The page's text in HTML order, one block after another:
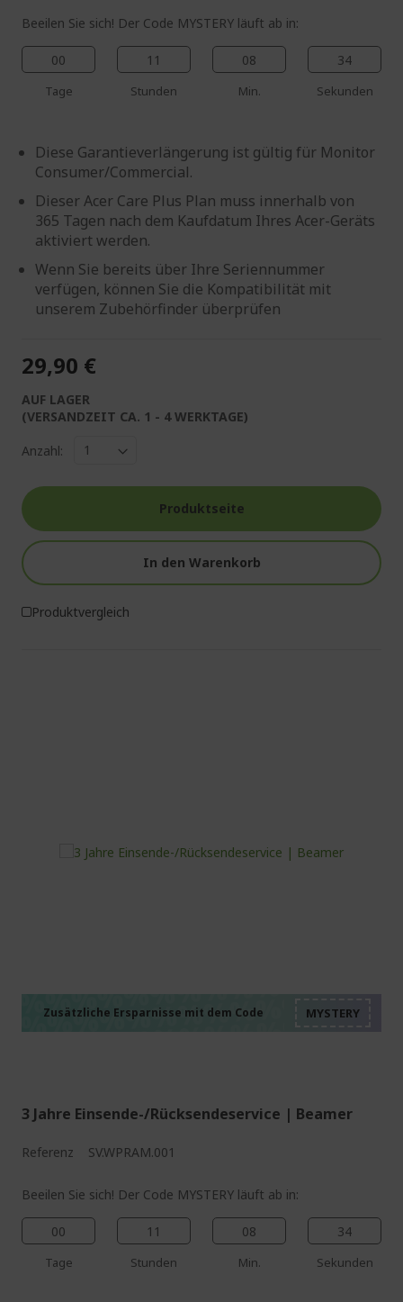
Beeilen Sie sich! Der Code MYSTERY läuft ab in:
00
Tage
11
Stunden
08
Min.
33
Sekunden
Diese Garantieverlängerung ist gültig für Monitor
Consumer/Commercial.
Dieser Acer Care Plus Plan muss innerhalb von
365 Tagen nach dem Kaufdatum Ihres Acer-Geräts
aktiviert werden.
Wenn Sie bereits über Ihre Seriennummer
verfügen, können Sie die Kompatibilität mit
unserem Zubehörfinder überprüfen
29,90 €
AUF LAGER
(VERSANDZEIT CA. 1 - 4 WERKTAGE)
Anzahl:
Produktseite
In den Warenkorb
Produktvergleich
Zusätzliche Ersparnisse mit dem Code
3 Jahre Einsende-/Rücksendeservice | Beamer
Referenz SV.WPRAM.001
Beeilen Sie sich! Der Code MYSTERY läuft ab in:
00
Tage
11
Stunden
08
Min.
33
Sekunden